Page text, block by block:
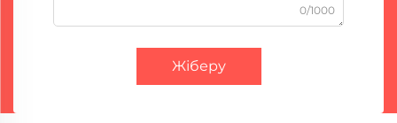
0/1000
Жіберу